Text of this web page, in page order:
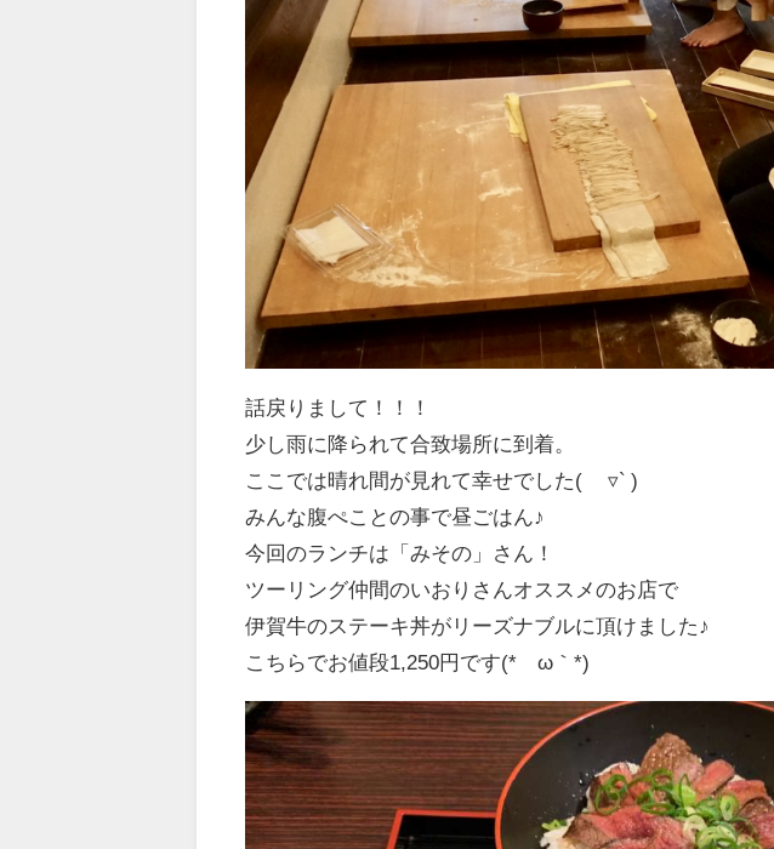
話戻りまして！！！
少し雨に降られて合致場所に到着。
ここでは晴れ間が見れて幸せでした‪( ´▿` )‬
みんな腹ぺことの事で昼ごはん♪
今回のランチは「みその」さん！
ツーリング仲間のいおりさんオススメのお店で
伊賀牛のステーキ丼がリーズナブルに頂けました♪
こちらでお値段1,250円です‪(*´ω｀*)